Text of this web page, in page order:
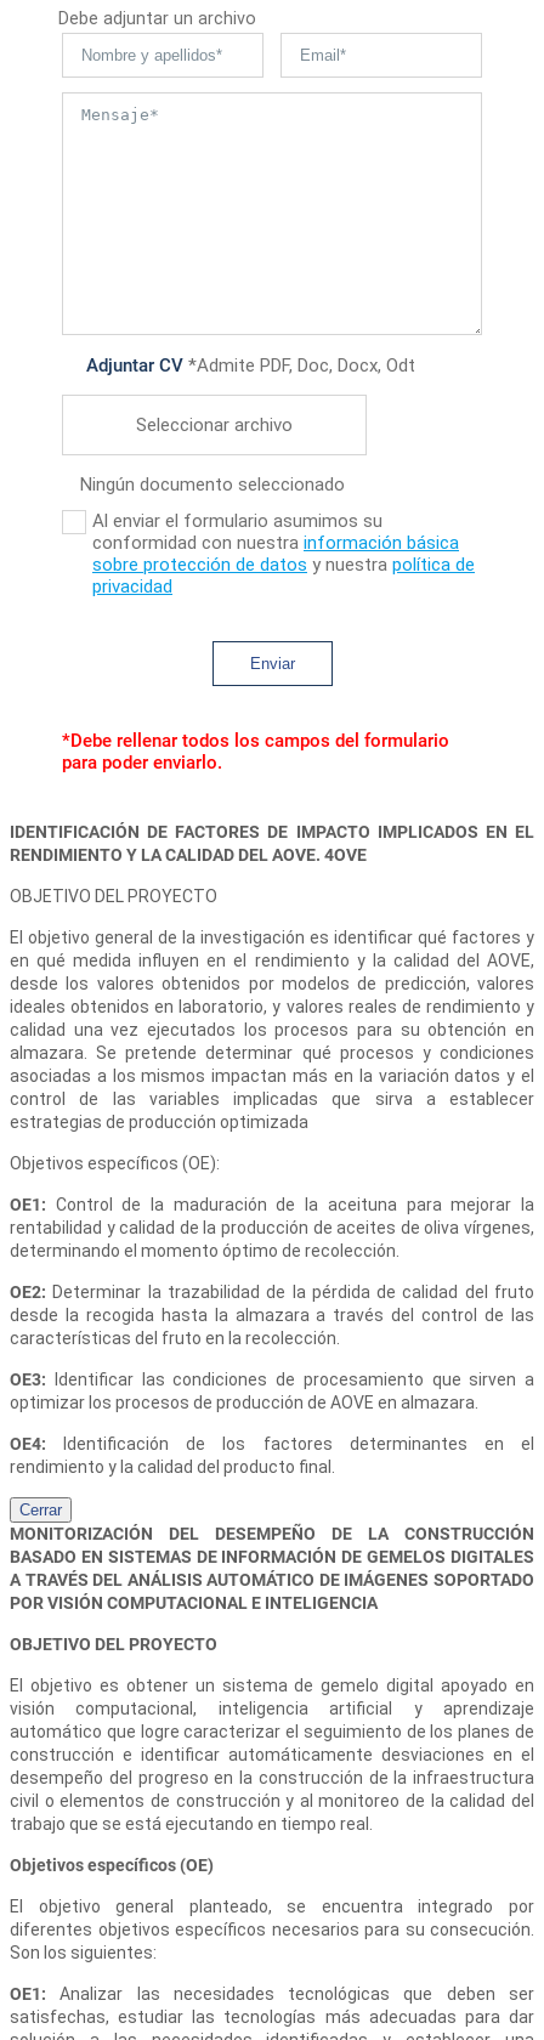
Debe adjuntar un archivo
Adjuntar CV *Admite PDF, Doc, Docx, Odt
Seleccionar archivo
Ningún documento seleccionado
Al enviar el formulario asumimos su
conformidad con nuestra información básica
sobre protección de datos y nuestra política de
privacidad
Enviar
*Debe rellenar todos los campos del formulario
para poder enviarlo.
IDENTIFICACIÓN DE FACTORES DE IMPACTO IMPLICADOS EN EL
RENDIMIENTO Y LA CALIDAD DEL AOVE. 4OVE
OBJETIVO DEL PROYECTO
El objetivo general de la investigación es identificar qué factores y
en qué medida influyen en el rendimiento y la calidad del AOVE,
desde los valores obtenidos por modelos de predicción, valores
ideales obtenidos en laboratorio, y valores reales de rendimiento y
calidad una vez ejecutados los procesos para su obtención en
almazara. Se pretende determinar qué procesos y condiciones
asociadas a los mismos impactan más en la variación datos y el
control de las variables implicadas que sirva a establecer
estrategias de producción optimizada
Objetivos específicos (OE):
OE1: Control de la maduración de la aceituna para mejorar la
rentabilidad y calidad de la producción de aceites de oliva vírgenes,
determinando el momento óptimo de recolección.
OE2: Determinar la trazabilidad de la pérdida de calidad del fruto
desde la recogida hasta la almazara a través del control de las
características del fruto en la recolección.
OE3:
Identificar las condiciones de procesamiento que sirven a
optimizar los procesos de producción de AOVE en almazara.
OE4:
Identificación de los factores determinantes en el
rendimiento y la calidad del producto final.
Cerrar
MONITORIZACIÓN DEL DESEMPEÑO DE LA CONSTRUCCIÓN
BASADO EN SISTEMAS DE INFORMACIÓN DE GEMELOS DIGITALES
A TRAVÉS DEL ANÁLISIS AUTOMÁTICO DE IMÁGENES SOPORTADO
POR VISIÓN COMPUTACIONAL E INTELIGENCIA
OBJETIVO DEL PROYECTO
El objetivo es obtener un sistema de gemelo digital apoyado en
visión computacional, inteligencia artificial y aprendizaje
automático que logre caracterizar el seguimiento de los planes de
construcción e identificar automáticamente desviaciones en el
desempeño del progreso en la construcción de la infraestructura
civil o elementos de construcción y al monitoreo de la calidad del
trabajo que se está ejecutando en tiempo real.
Objetivos específicos (OE)
El objetivo general planteado, se encuentra integrado por
diferentes objetivos específicos necesarios para su consecución.
Son los siguientes:
OE1: Analizar las necesidades tecnológicas que deben ser
satisfechas, estudiar las tecnologías más adecuadas para dar